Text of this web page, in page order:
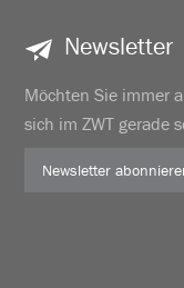
Newsletter
Möchten Sie immer
sich im ZWT gerade
Newsletter